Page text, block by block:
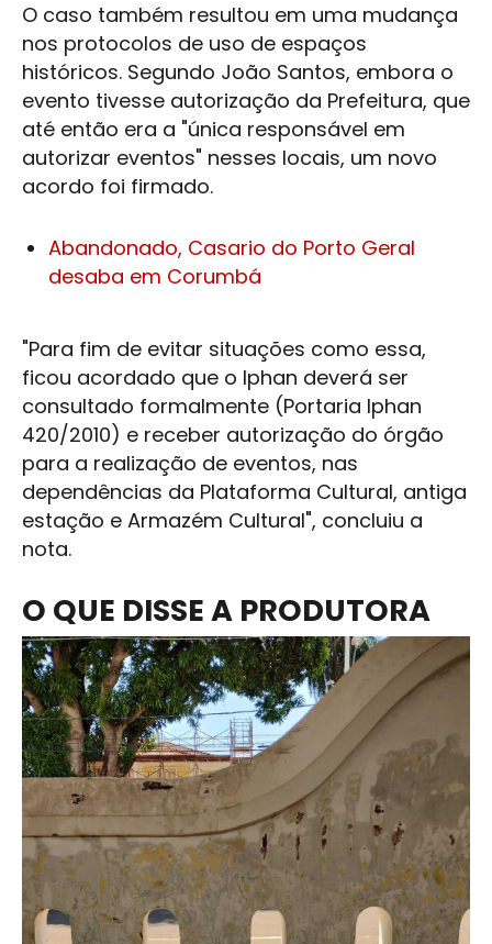
O caso também resultou em uma mudança
nos protocolos de uso de espaços
históricos. Segundo João Santos, embora o
evento tivesse autorização da Prefeitura, que
até então era a "única responsável em
autorizar eventos" nesses locais, um novo
acordo foi firmado.
Abandonado, Casario do Porto Geral
desaba em Corumbá
"Para fim de evitar situações como essa,
ficou acordado que o Iphan deverá ser
consultado formalmente (Portaria Iphan
420/2010) e receber autorização do órgão
para a realização de eventos, nas
dependências da Plataforma Cultural, antiga
estação e Armazém Cultural", concluiu a
nota.
O QUE DISSE A PRODUTORA